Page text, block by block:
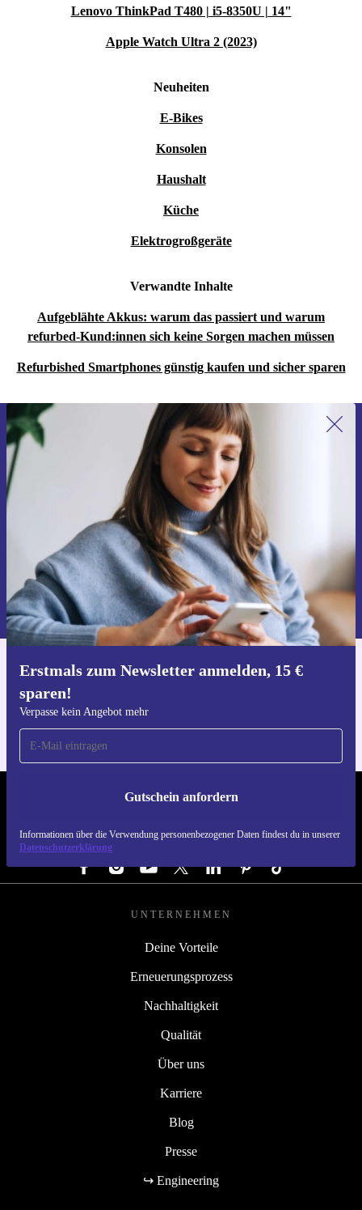
Lenovo ThinkPad T480 | i5-8350U | 14"
Apple Watch Ultra 2 (2023)
Neuheiten
E-Bikes
Konsolen
Haushalt
Küche
Elektrogroßgeräte
Verwandte Inhalte
Aufgeblähte Akkus: warum das passiert und warum
refurbed-Kund:innen sich keine Sorgen machen müssen
Refurbished Smartphones günstig kaufen und sicher sparen
Erstmals zum Newsletter anmelden, 15 €
sparen!
Verpasse kein Angebot mehr
Gutschein anfordern
Informationen über die Verwendung personenbezogener Daten findest du in unserer
Datenschutzerklärung
Erstmals zum Newsletter anmelden,
15 € sparen!
Verpasse kein Angebot mehr.
Gutschein anfordern
Informationen über die Verwendung personenbezogener Daten findest
du in unserer
Datenschutzerklärung.
Hol dir die refurbed-App
REFURBED ÖSTERREICH - RETHINK NEW.
FOLGE UNS
UNTERNEHMEN
Deine Vorteile
Erneuerungsprozess
Nachhaltigkeit
Qualität
Über uns
Karriere
Blog
Presse
↪ Engineering